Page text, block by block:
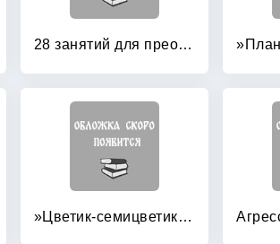
28 занятий для преодоления неуверенности и тревожности у детей 5-7 лет
»Цветик-семицветик»: Программа интеллектуального, эмоционального и волевого развития детей 4-5 лет